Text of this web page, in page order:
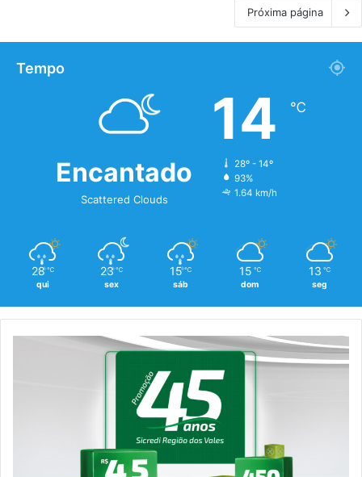
Próxima página
Tempo
Encantado
Scattered Clouds
14 ℃
28º - 14º
93%
1.64 km/h
28 ℃
qui
23 ℃
sex
15 ℃
sáb
15 ℃
dom
13 ℃
seg